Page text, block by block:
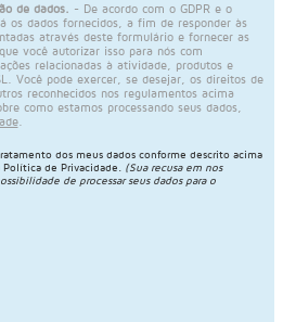
de dados. - De acordo com o GDPR e o
os dados fornecidos, a fim de responder às
através deste formulário e fornecer as
você autorizar isso para nós com
relacionadas à atividade, produtos e
Você pode exercer, se desejar, os direitos de
reconhecidos nos regulamentos acima
como estamos processando seus dados,
.
dos meus dados conforme descrito acima
Política de Privacidade
(Sua recusa em nos
de processar seus dados para o